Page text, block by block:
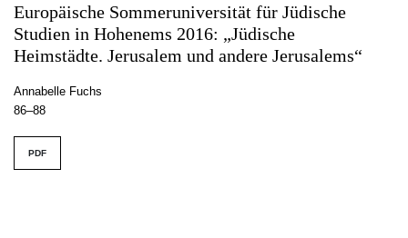
Europäische Sommeruniversität für Jüdische
Studien in Hohenems 2016: „Jüdische
Heimstädte. Jerusalem und andere Jerusalems“
Annabelle Fuchs
86–88
PDF